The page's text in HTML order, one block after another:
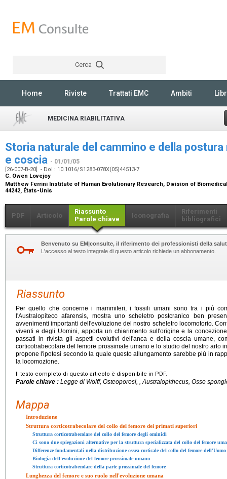
Cerca
Home Riviste Trattati EMC Ambiti
MEDICINA RIABILITATIVA
Storia naturale del cammino e della
e coscia - 01/01/05
[26-007-B-20] - Doi : 10.1016/S1283-078X(05)44513-7
C. Owen Lovejoy
Matthew Ferrini Institute of Human Evolutionary Research, Division of
44242, États-Unis
PDF Articolo
Riassunto
Parole chiave
Iconografia
Riferimenti
bibliografici
Benvenuto su EM|consulte, il riferimento dei professionisti della
L'accesso al testo integrale di questo articolo richiede un abbonamento.
Riassunto
Per quello che concerne i mammiferi, i fossili umani sono tra i più
l'Australopiteco afarensis, mostra uno scheletro postcranico ben
avvenimenti importanti dell'evoluzione del nostro scheletro locomotorio.
viventi e degli Uomini, apporta un chiarimento sull'origine e la
passati in rivista gli aspetti evolutivi dell'anca e della coscia umane,
corticotrabecolare del femore prossimale umano e lo studio del nostro arto
propone l'ipotesi secondo la quale questo allungamento sarebbe più in
la locomozione.
Il testo completo di questo articolo è disponibile in PDF.
Parole chiave : Legge di Wolff, Osteoporosi, , Australopithecus , Osso
Mappa
Introduzione
Struttura corticotrabecolare del collo del femore dei primati superiori
Struttura corticotrabecolare del collo del femore degli ominidi
Ci sono due spiegazioni alternative per la struttura specializzata del collo del femore
Differenze fondamentali nella distribuzione ossea corticale del collo del femore dell'Uomo
Biologia dell'evoluzione del femore prossimale umano
Struttura corticotrabecolare della parte prossimale del femore
Lunghezza del femore e suo ruolo nell'evoluzione umana